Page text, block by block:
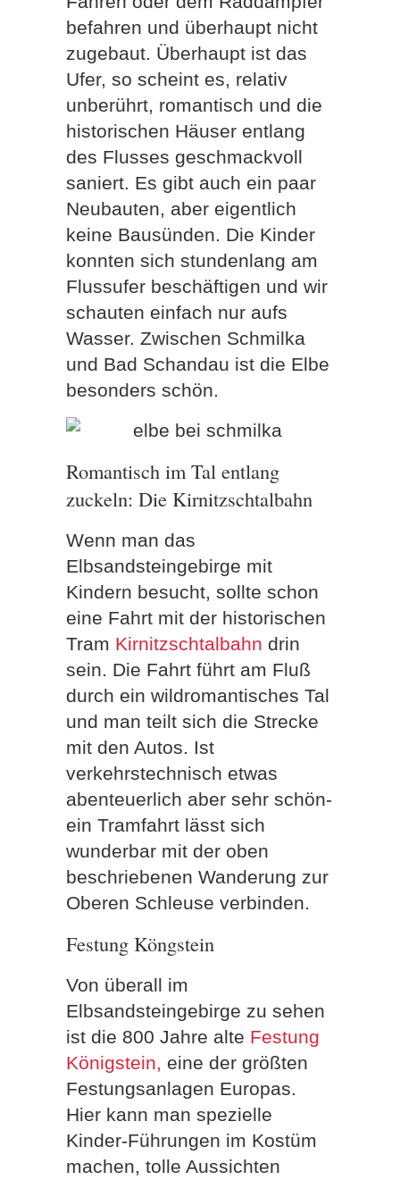
befahren und überhaupt nicht
zugebaut. Überhaupt ist das
Ufer, so scheint es, relativ
unberührt, romantisch und die
historischen Häuser entlang
des Flusses geschmackvoll
saniert. Es gibt auch ein paar
Neubauten, aber eigentlich
keine Bausünden. Die Kinder
konnten sich stundenlang am
Flussufer beschäftigen und wir
schauten einfach nur aufs
Wasser. Zwischen Schmilka
und Bad Schandau ist die Elbe
besonders schön.
Romantisch im Tal entlang
zuckeln: Die Kirnitzschtalbahn
Wenn man das
Elbsandsteingebirge mit
Kindern besucht, sollte schon
eine Fahrt mit der historischen
Tram Kirnitzschtalbahn drin
sein. Die Fahrt führt am Fluß
durch ein wildromantisches Tal
und man teilt sich die Strecke
mit den Autos. Ist
verkehrstechnisch etwas
abenteuerlich aber sehr schön-
ein Tramfahrt lässt sich
wunderbar mit der oben
beschriebenen Wanderung zur
Oberen Schleuse verbinden.
Festung Köngstein
Von überall im
Elbsandsteingebirge zu sehen
ist die 800 Jahre alte Festung
Königstein, eine der größten
Festungsanlagen Europas.
Hier kann man spezielle
Kinder-Führungen im Kostüm
machen, tolle Aussichten